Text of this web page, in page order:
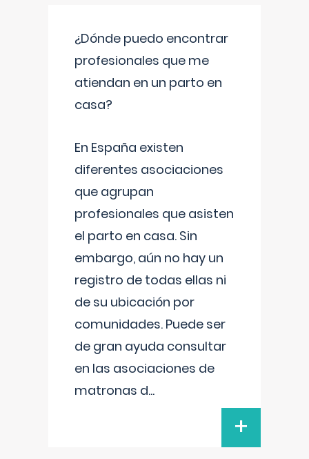
¿Dónde puedo encontrar
profesionales que me
atiendan en un parto en
casa?
En España existen
diferentes asociaciones
que agrupan
profesionales que asisten
el parto en casa. Sin
embargo, aún no hay un
registro de todas ellas ni
de su ubicación por
comunidades. Puede ser
de gran ayuda consultar
en las asociaciones de
matronas d...
+